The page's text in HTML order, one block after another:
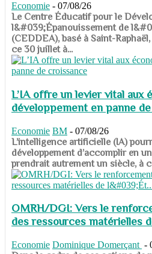
Economie - 07/08/26
​​​​​​​Le Centre Éducatif pour le
l&#039;Épanouissement de
(CEDDEA), basé à Saint-
ce 30 juillet à...
L’IA offre un levier vital aux
développement en panne
Economie BM - 07/08/26
​​​​​​​L’intelligence artificielle (IA)
développement d’accomplir en
prendrait autrement un siècle, à
OMRH/DGI: Vers le
des ressources matérielles
Economie Dominique Domerçant -